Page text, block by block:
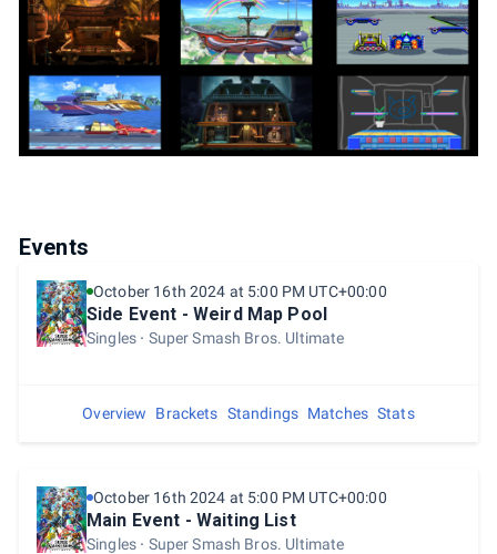
Events
October 16th 2024 at 5:00 PM UTC+00:00
Side Event - Weird Map Pool
Singles Super Smash Bros. Ultimate
Overview Brackets Standings Matches Stats
October 16th 2024 at 5:00 PM UTC+00:00
Main Event - Waiting List
Singles Super Smash Bros. Ultimate